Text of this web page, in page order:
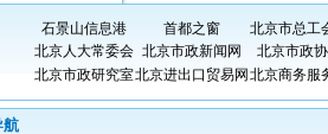
石景山信息港 首都之窗
北京市总工
北京人大常委会 北京市政新闻网
北京市政协
北京市政研究室北京进出口贸易网 北京商务服
航